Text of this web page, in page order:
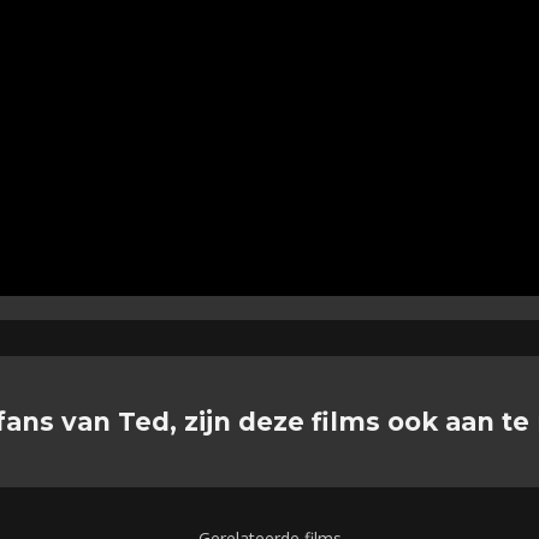
van Ted, zijn deze films ook aan te